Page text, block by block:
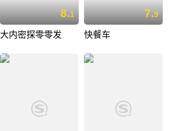
8.1
大内密探零零发
7.9
快餐车